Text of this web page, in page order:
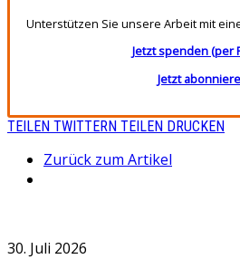
Unterstützen Sie unsere Arbeit mit
Jetzt spenden (per
Jetzt
TEILEN TWITTERN TEILEN DRUCKEN
Zurück zum Artikel
30. Juli 2026